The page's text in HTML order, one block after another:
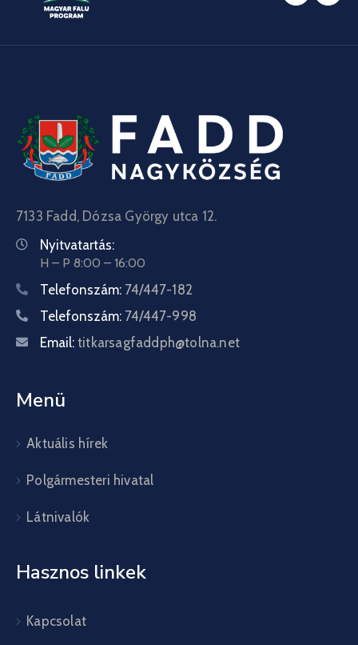
7133 Fadd, Dózsa György utca 12.
Nyitvatartás:
H – P 8:00 – 16:00
Telefonszám: 74/447-182
Telefonszám: 74/447-998
Email: titkarsagfaddph@tolna.net
Menü
Aktuális hírek
Polgármesteri hivatal
Látnivalók
Hasznos linkek
Kapcsolat